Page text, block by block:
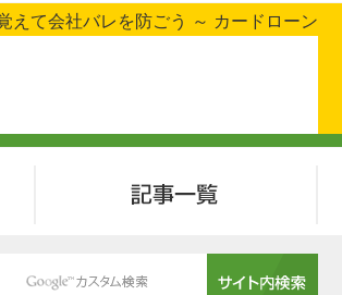
えて会社バレを防ごう ～ カードローン